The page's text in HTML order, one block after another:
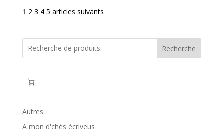
1 2 3 4 5 articles suivants
Recherche
Autres
A mon d'chés écriveus